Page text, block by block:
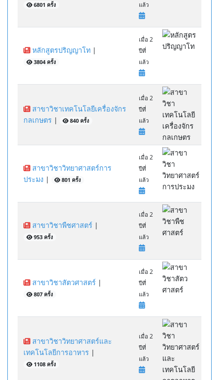
6801 ครั้ง
แล้ว
หลักสูตรปริญญาโท |
3804 ครั้ง
เมื่อ 2
ปีที่
แล้ว
สาขาวิชาเทคโนโลยีเครื่องจักร
กลเกษตร | 840 ครั้ง
เมื่อ 2
ปีที่
แล้ว
สาขาวิชาวิทยาศาสตร์การ
ประมง | 801 ครั้ง
เมื่อ 2
ปีที่
แล้ว
สาขาวิชาพืชศาสตร์ |
953 ครั้ง
เมื่อ 2
ปีที่
แล้ว
สาขาวิชาสัตวศาสตร์ |
807 ครั้ง
เมื่อ 2
ปีที่
แล้ว
สาขาวิชาวิทยาศาสตร์และ
เทคโนโลยีการอาหาร |
1108 ครั้ง
เมื่อ 2
ปีที่
แล้ว